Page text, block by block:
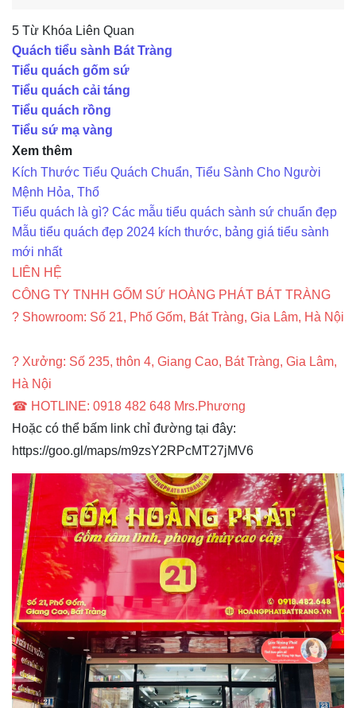
5 Từ Khóa Liên Quan
Quách tiểu sành Bát Tràng
Tiểu quách gốm sứ
Tiểu quách cải táng
Tiểu quách rồng
Tiểu sứ mạ vàng
Xem thêm
Kích Thước Tiểu Quách Chuẩn, Tiểu Sành Cho Người
Mệnh Hỏa, Thổ
Tiểu quách là gì? Các mẫu tiểu quách sành sứ chuẩn đẹp
Mẫu tiểu quách đẹp 2024 kích thước, bảng giá tiểu sành
mới nhất
LIÊN HỆ
CÔNG TY TNHH GỐM SỨ HOÀNG PHÁT BÁT TRÀNG
? Showroom: Số 21, Phố Gốm, Bát Tràng, Gia Lâm, Hà Nội
? Xưởng: Số 235, thôn 4, Giang Cao, Bát Tràng, Gia Lâm,
Hà Nội
☎ HOTLINE: 0918 482 648 Mrs.Phương
Hoặc có thể bấm link chỉ đường tại đây:
https://goo.gl/maps/m9zsY2RPcMT27jMV6